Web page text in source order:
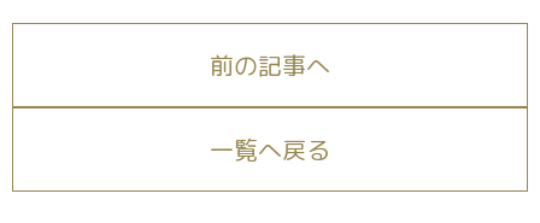
前の記事へ
一覧へ戻る